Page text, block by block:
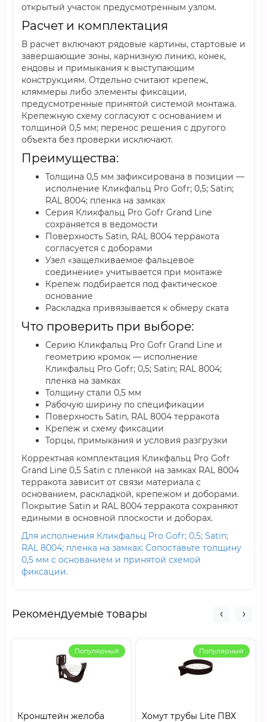
открытый участок предусмотренным узлом.
Расчет и комплектация
В расчет включают рядовые картины, стартовые и
завершающие зоны, карнизную линию, конек,
ендовы и примыкания к выступающим
конструкциям. Отдельно считают крепеж,
кляммеры либо элементы фиксации,
предусмотренные принятой системой монтажа.
Крепежную схему согласуют с основанием и
толщиной 0,5 мм; перенос решения с другого
объекта без проверки исключают.
Преимущества:
Толщина 0,5 мм зафиксирована в позиции —
исполнение Кликфальц Pro Gofr; 0,5; Satin;
RAL 8004; пленка на замках
Серия Кликфальц Pro Gofr Grand Line
сохраняется в ведомости
Поверхность Satin, RAL 8004 терракота
согласуется с доборами
Узел «защелкиваемое фальцевое
соединение» учитывается при монтаже
Крепеж подбирается под фактическое
основание
Раскладка привязывается к обмеру ската
Что проверить при выборе:
Серию Кликфальц Pro Gofr Grand Line и
геометрию кромок — исполнение
Кликфальц Pro Gofr; 0,5; Satin; RAL 8004;
пленка на замках
Толщину стали 0,5 мм
Рабочую ширину по спецификации
Поверхность Satin, RAL 8004 терракота
Крепеж и схему фиксации
Торцы, примыкания и условия разгрузки
Корректная комплектация Кликфальц Pro Gofr
Grand Line 0,5 Satin с пленкой на замках RAL 8004
терракота зависит от связи материала с
основанием, раскладкой, крепежом и доборами.
Покрытие Satin и RAL 8004 терракота сохраняют
едиными в основной плоскости и доборах.
Для исполнения Кликфальц Pro Gofr; 0,5; Satin;
RAL 8004; пленка на замках: Сопоставьте толщину
0,5 мм с основанием и принятой схемой
фиксации.
Рекомендуемые товары
Популярный
Кронштейн желоба
Популярный
Хомут трубы Lite ПВХ